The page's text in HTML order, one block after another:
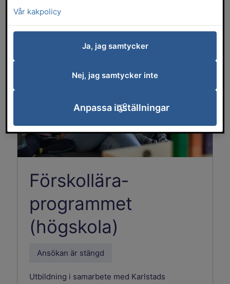
Förskollära­
programmet
(högskola)
Ansökan är stängd
Utbildning i samarbete med Karlstads
Vår kakpolicy
Ja, jag samtycker
Nej, jag samtycker inte
Anpassa inställningar